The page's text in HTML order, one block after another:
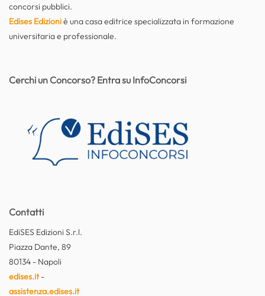
concorsi pubblici.
Edises Edizioniè una casa editrice specializzata in formazione
universitaria e professionale.
Contatti
EdiSES Edizioni S.r.l.
Piazza Dante, 89
80134 - Napoli
edises.it-
assistenza.edises.it
Cerchi un Concorso? Entra su InfoConcorsi